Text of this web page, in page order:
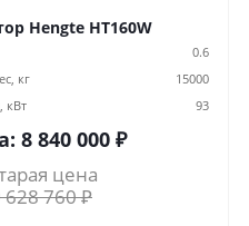
Hengte HT160W
0.6
кг
15000
кВт
93
8 840 000₽
цена
628 760₽